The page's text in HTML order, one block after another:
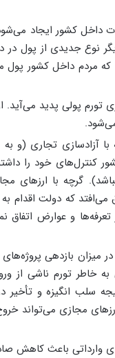
داخل کشور ایجاد
نوع جدیدی از پول
مردم داخل کشور پول
تورم پولی پدید
آزادسازی تجاری (و
کنترل­‌های خود را
گرچه با ارزهای
می‌­افتد که دولت
تعرفه‌­ها و عوارض
بازدهی
تورم ناشی از
سلب انگیزه و تأخیر
مجازی می‌­تواند
وارداتی باعث کاهش